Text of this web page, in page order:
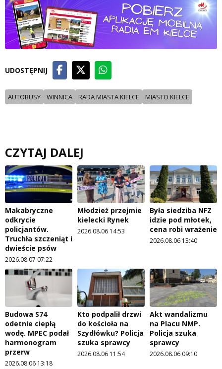
UDOSTĘPNIJ
AUTOBUSY WINNICA RADA MIASTA KIELCE MIASTO KIELCE
CZYTAJ DALEJ
Makabryczne
odkrycie
policjantów.
Truchła szczeniąt i
dwieście psów
2026.08.07 07:22
Młodzież przejmie
kielecki Rynek
2026.08.06 14:53
Była siedziba NFZ
idzie pod młotek,
cena robi wrażenie
2026.08.06 13:40
Budowa S74
odetnie ciepłą
wodę. MPEC podał
harmonogram
przerw
2026.08.06 13:18
Kto podpalił drzwi
do kościoła na
Szydłówku? Policja
szuka sprawcy
2026.08.06 11:54
Akt wandalizmu
na Placu NMP.
Policja szuka
sprawcy
2026.08.06 09:10